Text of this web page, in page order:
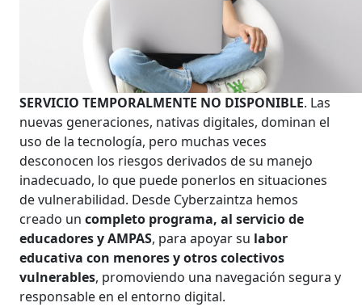
SERVICIO TEMPORALMENTE NO DISPONIBLE. Las
nuevas generaciones, nativas digitales, dominan el
uso de la tecnología, pero muchas veces
desconocen los riesgos derivados de su manejo
inadecuado, lo que puede ponerlos en situaciones
de vulnerabilidad. Desde Cyberzaintza hemos
creado un completo programa, al servicio de
educadores y AMPAS, para apoyar su labor
educativa con menores y otros colectivos
vulnerables, promoviendo una navegación segura y
responsable en el entorno digital.